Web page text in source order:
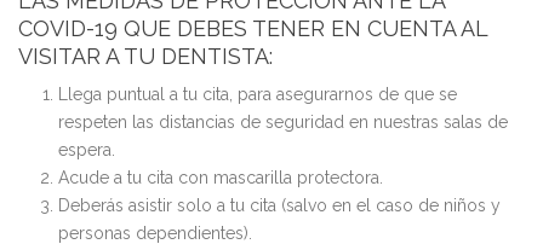
COVID-19 QUE DEBES TENER EN CUENTA AL
VISITAR A TU DENTISTA:
Llega puntual a tu cita, para asegurarnos de que se
respeten las distancias de seguridad en nuestras salas de
espera.
Acude a tu cita con mascarilla protectora.
Deberás asistir solo a tu cita (salvo en el caso de niños y
personas dependientes).